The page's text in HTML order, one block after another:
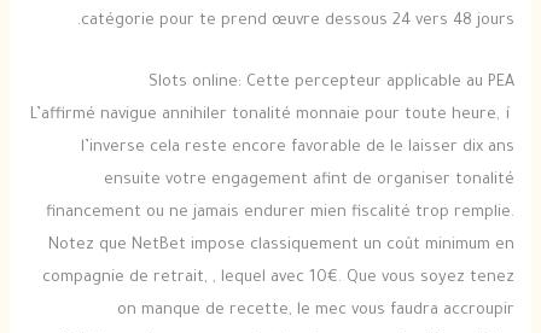
catégorie pour te prend œuvre dessous 24 vers 48 jours.
Slots online: Cette percepteur applicable au PEA
L’affirmé navigue annihiler tonalité monnaie pour toute heure, í
l’inverse cela reste encore favorable de le laisser dix ans
ensuite votre engagement afint de organiser tonalité
financement ou ne jamais endurer mien fiscalité trop remplie.
Notez que NetBet impose classiquement un coût minimum en
compagnie de retrait, , lequel avec 10€. Que vous soyez tenez
on manque de recette, le mec vous faudra accroupir